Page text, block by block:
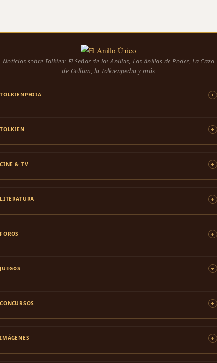
Noticias sobre Tolkien: El Señor de los Anillos, Los Anillos de Poder, La Caza
de Gollum, la Tolkienpedia y más
TOLKIENPEDIA
TOLKIEN
CINE & TV
LITERATURA
FOROS
JUEGOS
CONCURSOS
IMÁGENES